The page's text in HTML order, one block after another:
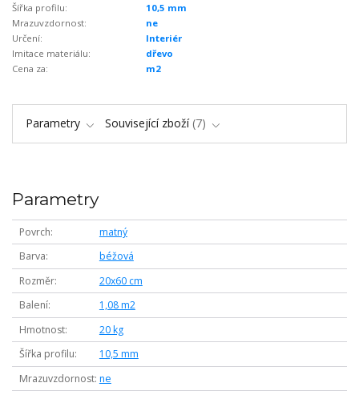
Šířka profilu:
10,5 mm
Mrazuvzdornost:
ne
Určení:
Interiér
Imitace materiálu:
dřevo
Cena za:
m2
Parametry Související zboží 7
Parametry
Povrch
matný
Barva
béžová
Rozměr
20x60 cm
Balení
1,08 m2
Hmotnost
20 kg
Šířka profilu
10,5 mm
Mrazuvzdornost ne